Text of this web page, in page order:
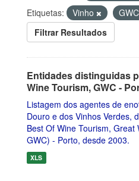
Etiquetas:
Vinho GWC
Filtrar Resultados
Entidades distinguidas
Wine Tourism, GWC -
Listagem dos agentes de
Douro e dos Vinhos Verdes,
Best Of Wine Tourism, Great
GWC) - Porto, desde 2003.
XLS